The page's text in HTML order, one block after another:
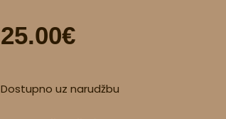
25.00€
Dostupno uz narudžbu
kutija